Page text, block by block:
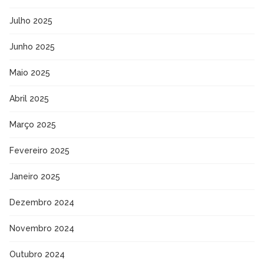
Julho 2025
Junho 2025
Maio 2025
Abril 2025
Março 2025
Fevereiro 2025
Janeiro 2025
Dezembro 2024
Novembro 2024
Outubro 2024